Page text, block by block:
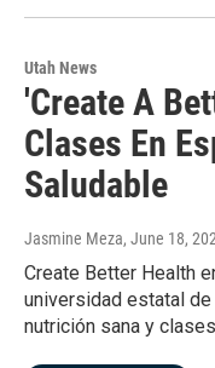
Utah News
'Create A
Clases En
Saludable
Jasmine Meza, June 18,
Create Better Health
universidad estatal
nutrición sana y